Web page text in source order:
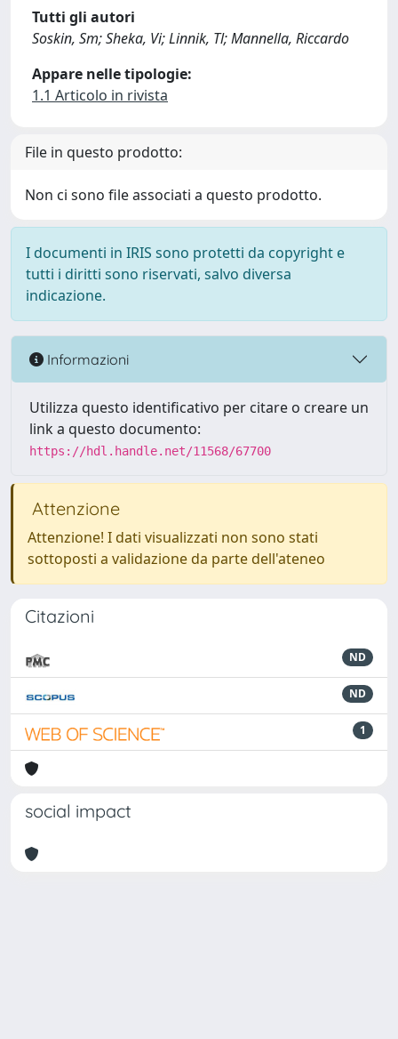
Tutti gli autori
Soskin, Sm; Sheka, Vi; Linnik, Tl; Mannella, Riccardo
Appare nelle tipologie:
1.1 Articolo in rivista
File in questo prodotto:
Non ci sono file associati a questo prodotto.
I documenti in IRIS sono protetti da copyright e
tutti i diritti sono riservati, salvo diversa
indicazione.
Informazioni
Utilizza questo identificativo per citare o creare un
link a questo documento:
https://hdl.handle.net/11568/67700
Attenzione
Attenzione! I dati visualizzati non sono stati
sottoposti a validazione da parte dell'ateneo
Citazioni
ND
ND
1
social impact